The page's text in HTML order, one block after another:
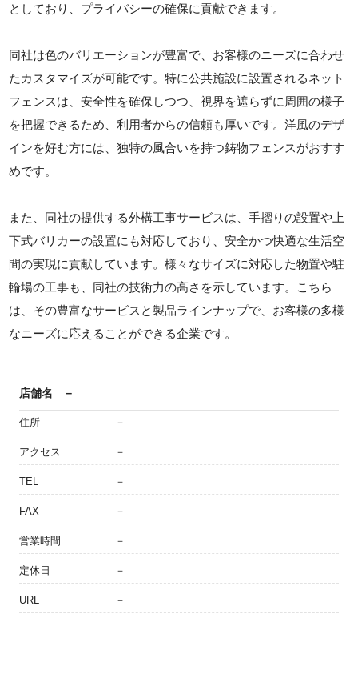
としており、プライバシーの確保に貢献できます。
同社は色のバリエーションが豊富で、お客様のニーズに合わせ
たカスタマイズが可能です。特に公共施設に設置されるネット
フェンスは、安全性を確保しつつ、視界を遮らずに周囲の様子
を把握できるため、利用者からの信頼も厚いです。洋風のデザ
インを好む方には、独特の風合いを持つ鋳物フェンスがおすす
めです。
また、同社の提供する外構工事サービスは、手摺りの設置や上
下式バリカーの設置にも対応しており、安全かつ快適な生活空
間の実現に貢献しています。様々なサイズに対応した物置や駐
輪場の工事も、同社の技術力の高さを示しています。こちら
は、その豊富なサービスと製品ラインナップで、お客様の多様
なニーズに応えることができる企業です。
店舗名 －
住所 －
アクセス －
TEL －
FAX －
営業時間 －
定休日 －
URL －